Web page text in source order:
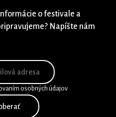
o festivale a
Napíšte nám
osobných údajov